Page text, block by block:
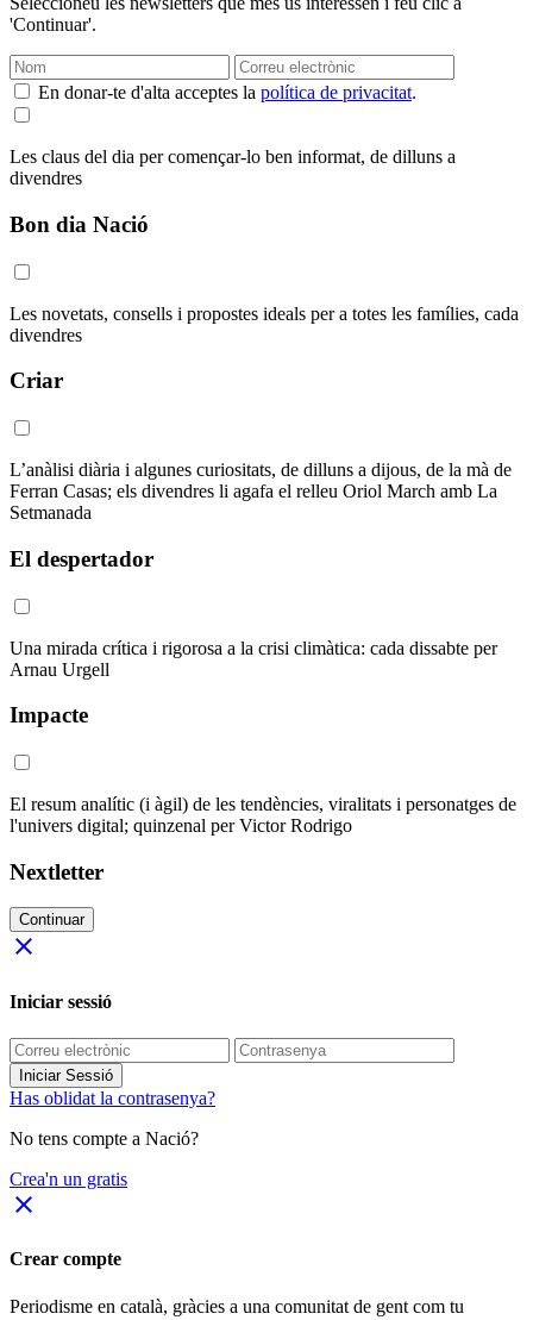
'Continuar'.
En donar-te d'alta acceptes la política de privacitat.
Les claus del dia per començar-lo ben informat, de dilluns a
divendres
Bon dia Nació
Les novetats, consells i propostes ideals per a totes les famílies, cada
divendres
Criar
L’anàlisi diària i algunes curiositats, de dilluns a dijous, de la mà de
Ferran Casas; els divendres li agafa el relleu Oriol March amb La
Setmanada
El despertador
Una mirada crítica i rigorosa a la crisi climàtica: cada dissabte per
Arnau Urgell
Impacte
El resum analític (i àgil) de les tendències, viralitats i personatges de
l'univers digital; quinzenal per Victor Rodrigo
Nextletter
Continuar
close
Iniciar sessió
Iniciar Sessió
Has oblidat la contrasenya?
No tens compte a Nació?
Crea'n un gratis
close
Crear compte
Periodisme en català, gràcies a una comunitat de gent com tu